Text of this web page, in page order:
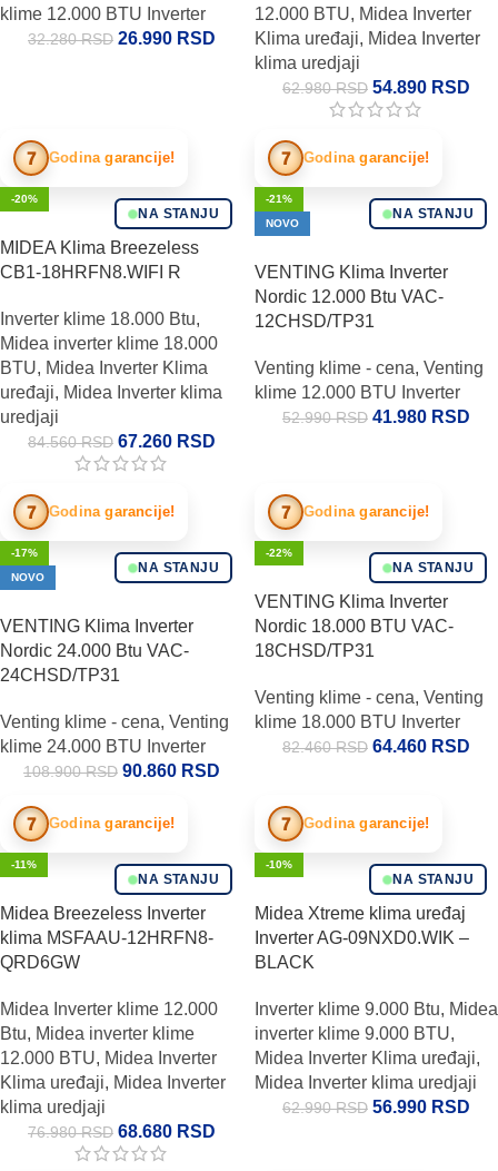
klime 12.000 BTU Inverter
32.280RSD 26.990 RSD
12.000 BTU, Midea Inverter
Klima uređaji, Midea Inverter
klima uredjaji
62.980RSD 54.890 RSD
7 Godina garancije!
NA STANJU
-20%
MIDEA Klima Breezeless
CB1-18HRFN8.WIFI R
Inverter klime 18.000 Btu,
Midea inverter klime 18.000
BTU, Midea Inverter Klima
uređaji, Midea Inverter klima
uredjaji
84.560RSD 67.260 RSD
7 Godina garancije!
NA STANJU
-21%
NOVO
VENTING Klima Inverter
Nordic 12.000 Btu VAC-
12CHSD/TP31
Venting klime - cena, Venting
klime 12.000 BTU Inverter
52.990RSD 41.980 RSD
7 Godina garancije!
NA STANJU
-17%
NOVO
VENTING Klima Inverter
Nordic 24.000 Btu VAC-
24CHSD/TP31
Venting klime - cena, Venting
klime 24.000 BTU Inverter
108.900RSD 90.860 RSD
7 Godina garancije!
NA STANJU
-22%
VENTING Klima Inverter
Nordic 18.000 BTU VAC-
18CHSD/TP31
Venting klime - cena, Venting
klime 18.000 BTU Inverter
82.460RSD 64.460 RSD
7 Godina garancije!
NA STANJU
-11%
Midea Breezeless Inverter
klima MSFAAU-12HRFN8-
QRD6GW
Midea Inverter klime 12.000
Btu, Midea inverter klime
12.000 BTU, Midea Inverter
Klima uređaji, Midea Inverter
klima uredjaji
76.980RSD 68.680 RSD
7 Godina garancije!
NA STANJU
-10%
Midea Xtreme klima uređaj
Inverter AG-09NXD0.WIK –
BLACK
Inverter klime 9.000 Btu, Midea
inverter klime 9.000 BTU,
Midea Inverter Klima uređaji,
Midea Inverter klima uredjaji
62.990RSD 56.990 RSD